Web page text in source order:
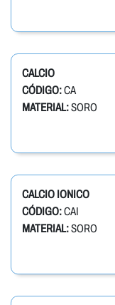
CALCIO
CÓDIGO:CA
MATERIAL:SORO
CALCIO IONICO
CÓDIGO:CAI
MATERIAL:SORO